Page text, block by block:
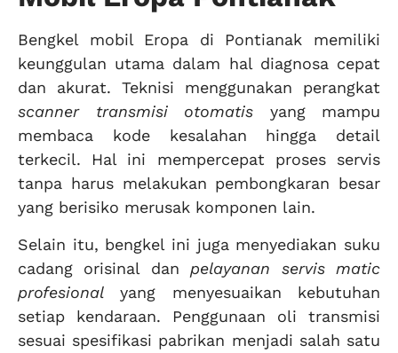
Bengkel mobil Eropa di Pontianak memiliki
keunggulan utama dalam hal diagnosa cepat
dan akurat. Teknisi menggunakan perangkat
scanner transmisi otomatis yang mampu
membaca kode kesalahan hingga detail
terkecil. Hal ini mempercepat proses servis
tanpa harus melakukan pembongkaran besar
yang berisiko merusak komponen lain.
Selain itu, bengkel ini juga menyediakan suku
cadang orisinal dan pelayanan servis matic
profesional yang menyesuaikan kebutuhan
setiap kendaraan. Penggunaan oli transmisi
sesuai spesifikasi pabrikan menjadi salah satu